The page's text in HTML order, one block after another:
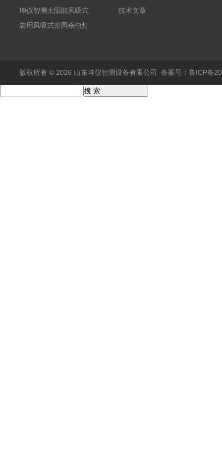
坤仪智测太阳能风吸式
杀虫灯
农用风吸式茶园杀虫灯
技术文章
版权所有 © 2026 山东坤仪智测设备有限公司 备案号：鲁ICP备